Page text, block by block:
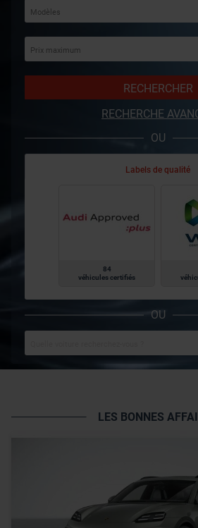
RECHERCHER
RECHERCHE
OU
Labels de qualité
84
véhicules certifiés
OU
LES BONNES